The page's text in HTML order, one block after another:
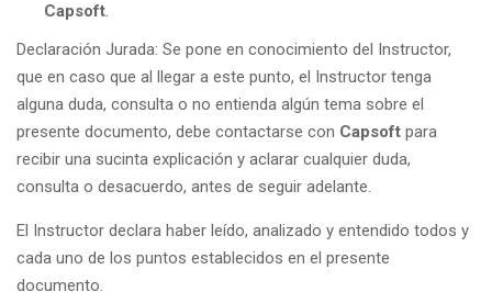
Capsoft.
Declaración Jurada: Se pone en conocimiento del Instructor,
que en caso que al llegar a este punto, el Instructor tenga
alguna duda, consulta o no entienda algún tema sobre el
presente documento, debe contactarse con Capsoft para
recibir una sucinta explicación y aclarar cualquier duda,
consulta o desacuerdo, antes de seguir adelante.
El Instructor declara haber leído, analizado y entendido todos y
cada uno de los puntos establecidos en el presente
documento.